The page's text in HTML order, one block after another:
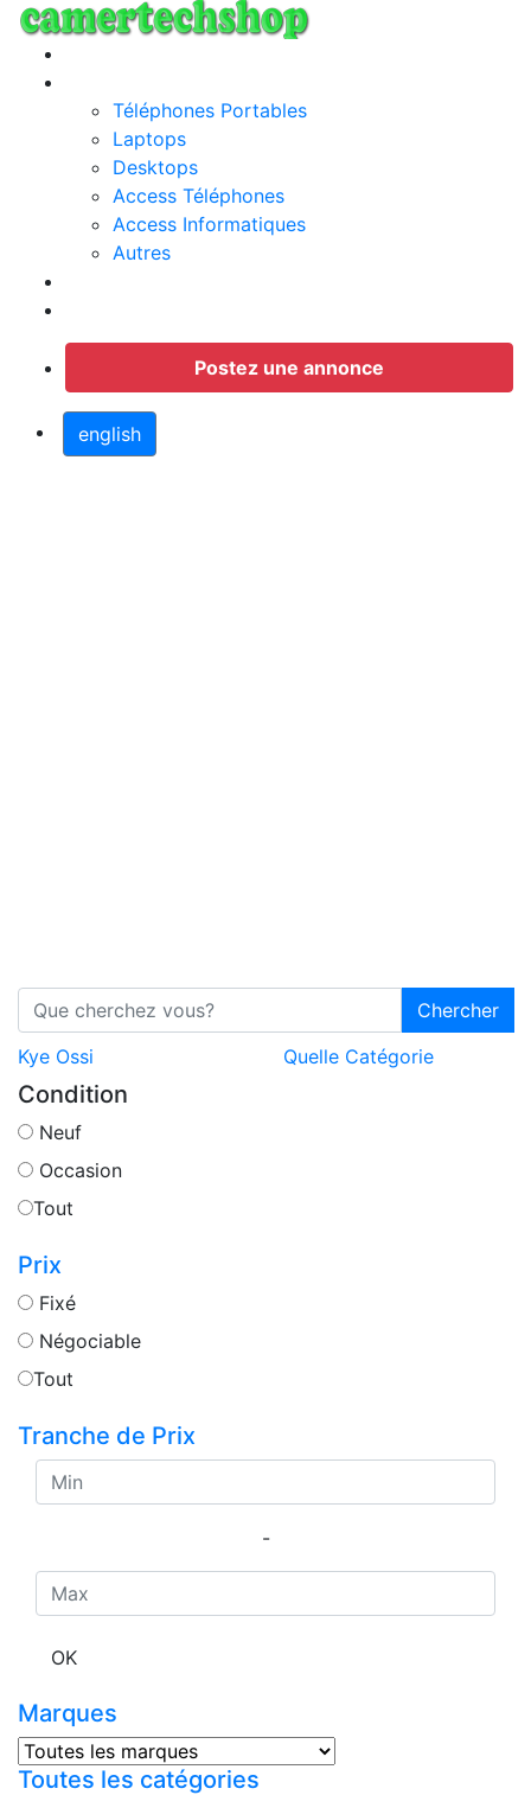
Téléphones Portables
Laptops
Desktops
Access Téléphones
Access Informatiques
Autres
Postez une annonce
english
Chercher
Kye Ossi
Quelle Catégorie
Condition
Neuf
Occasion
Tout
Prix
Fixé
Négociable
Tout
Tranche de Prix
-
OK
Marques
Toutes les catégories